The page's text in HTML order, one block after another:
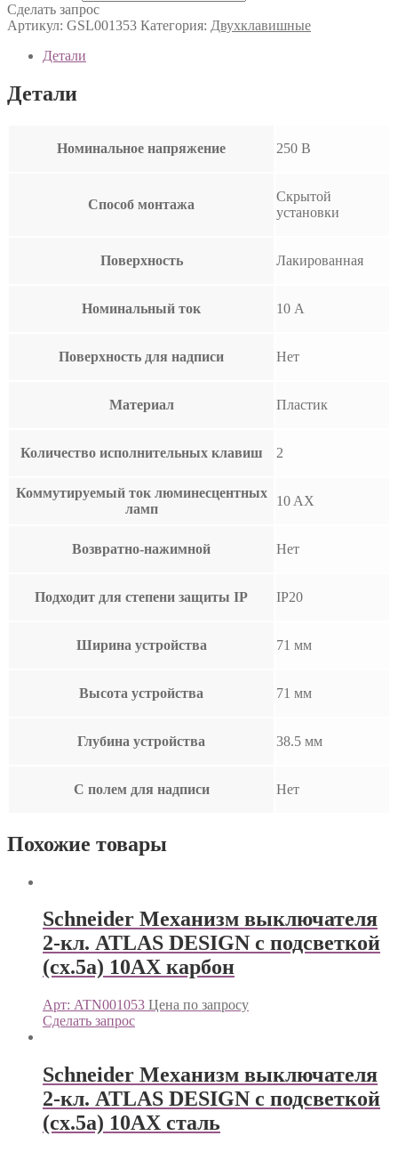
Сделать запрос
Артикул: GSL001353 Категория: Двухклавишные
Детали
Детали
Номинальное напряжение 250 В
Способ монтажа
Скрытой
установки
Поверхность Лакированная
Номинальный ток 10 А
Поверхность для надписи Нет
Материал Пластик
Количество исполнительных клавиш 2
Коммутируемый ток люминесцентных
ламп
10 AX
Возвратно-нажимной Нет
Подходит для степени защиты IP IP20
Ширина устройства 71 мм
Высота устройства 71 мм
Глубина устройства 38.5 мм
С полем для надписи Нет
Похожие товары
Schneider Механизм выключателя
2-кл. ATLAS DESIGN с подсветкой
(сх.5а) 10АХ карбон
Арт: ATN001053 Цена по запросу
Сделать запрос
Schneider Механизм выключателя
2-кл. ATLAS DESIGN с подсветкой
(сх.5а) 10АХ сталь